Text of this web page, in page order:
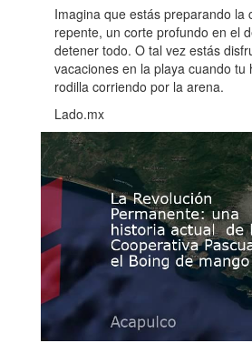
Imagina que estás preparando la
repente, un corte profundo en el
detener todo. O tal vez estás
vacaciones en la playa cuando tu
rodilla corriendo por la arena.
Lado.mx